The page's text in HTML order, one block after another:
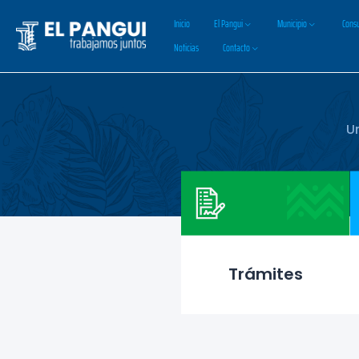
Inicio El Pangui Municipio
Noticias
Contacto
Trámites